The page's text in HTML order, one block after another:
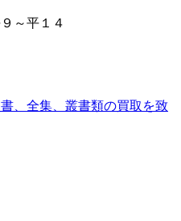
～平１４
、全集、叢書類の買取を致